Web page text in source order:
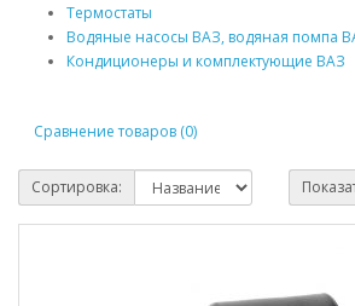
Термостаты
Водяные насосы ВАЗ, водяная помпа
Кондиционеры и комплектующие ВАЗ
Сравнение товаров (0)
Сортировка: